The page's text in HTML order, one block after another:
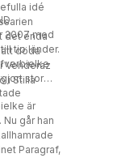
idé
det enda
döda
Venderaz
i Stilla
2007 med
tio länder.
stor
är
går han
Paragraf,